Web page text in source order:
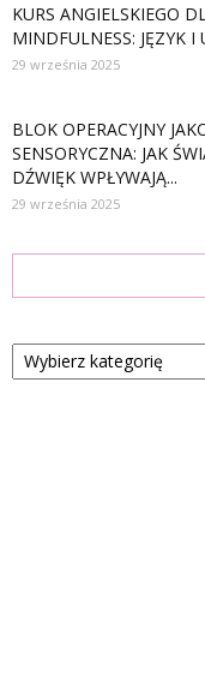
KURS ANGIELSKIEGO
MINDFULNESS: JĘZYK I
29 września 2025
BLOK OPERACYJNY
SENSORYCZNA: JAK
DŹWIĘK WPŁYWAJĄ...
29 września 2025
Kategorie